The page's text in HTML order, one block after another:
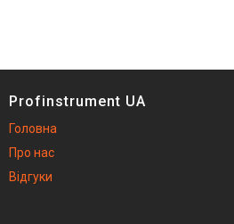
Іонізатори води
Profinstrument UA
Головна
Про нас
Відгуки